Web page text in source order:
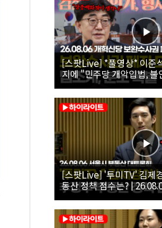
[스팟Live] *풀영상* 이준
지에 "민주당 개악입법,
26.08.06 개혁신당 보완수
[스팟Live] '투미TV' 김제
동산 정책 점수는? |
대토론회